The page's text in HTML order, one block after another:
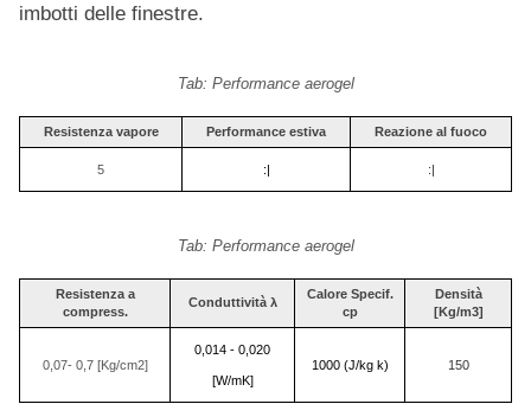
imbotti delle finestre.
Tab: Performance aerogel
Resistenza vapore Performance estiva Reazione al fuoco
5 :| :|
Tab: Performance aerogel
Resistenza a
compress.
Conduttività λ
Calore Specif.
cp
Densità
[Kg/m3]
0,07- 0,7 [Kg/cm2]
0,014 - 0,020
[W/mK]
1000 (J/kg k) 150